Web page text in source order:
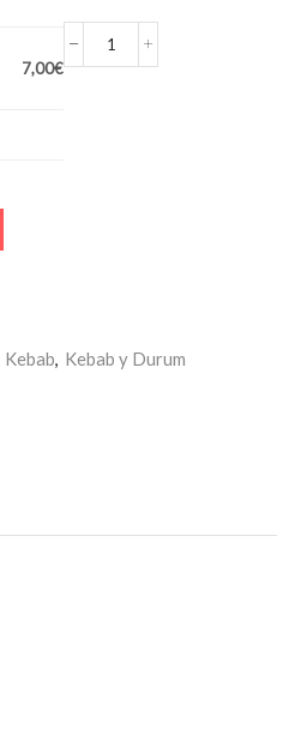
7,00€
DURÜM
Kebab, Kebab y Durum